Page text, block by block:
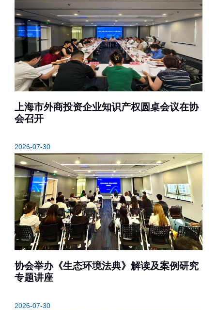
上海市外商投资企业知识产权圆桌会议在协
会召开
2026-07-30
协会举办《生态环境法典》解读及案例研究
专题讲座
2026-07-30